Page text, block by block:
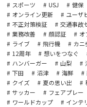
スポーツ
USJ 健保
オンライン更新
ユーザ
不正対策検証
交通事故
業務改善
顔認証 オ
ライブ
飛行機 カニ
12周年
想いをつなぐ
ハンバーガー
山梨
下田
沼津 海鮮
クイズ
夏の思い出
サッカー
フェアプレー
ワールドカップ
インテ